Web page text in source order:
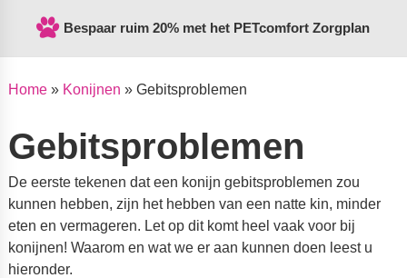
Bespaar ruim 20% met het PETcomfort Zorgplan
Home» Konijnen » Gebitsproblemen
Gebitsproblemen
De eerste tekenen dat een konijn gebitsproblemen zou
kunnen hebben, zijn het hebben van een natte kin, minder
eten en vermageren. Let op dit komt heel vaak voor bij
konijnen! Waarom en wat we er aan kunnen doen leest u
hieronder.